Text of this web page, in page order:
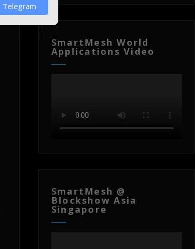
SmartMesh World
Applications Video
SmartMesh @
Blockshow Asia
Singapore
Telegram